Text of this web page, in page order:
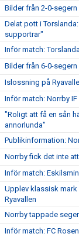
Bilder från 2-0-
Delat pott i
supportrar"
Inför match:
Bilder från 6-0-segern
Islossning på
Inför match: Norrby
"Roligt att få en sån
annorlunda"
Publikinformation:
Norrby fick det inte
Inför match:
Upplev klassisk mark
Ryavallen
Norrby tappade
Inför match: FC